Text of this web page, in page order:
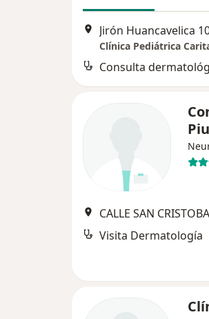
Jirón Huancavelica
Clínica Pediátrica
Consulta
Visita Dermatología